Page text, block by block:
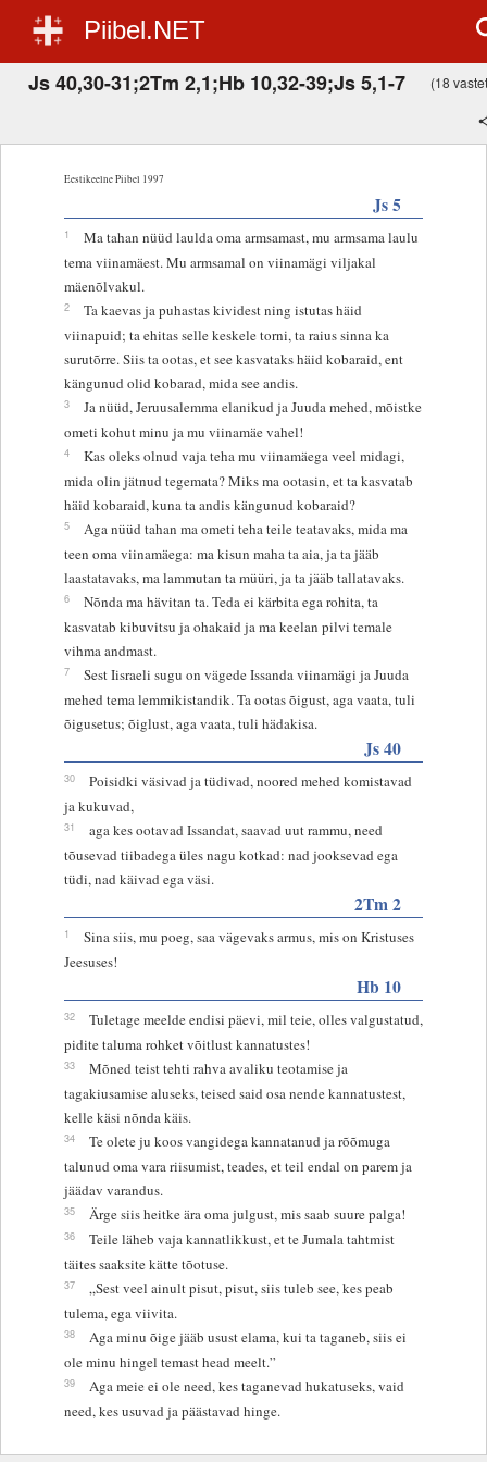
Piibel.NET
Js 40,30-31;2Tm 2,1;Hb 10,32-39;Js 5,1-7 (18
Eestikeelne Piibel 1997
Js 5
1
Ma tahan nüüd laulda oma armsamast, mu armsama laulu
tema viinamäest. Mu armsamal on viinamägi viljakal
mäenõlvakul.
2
Ta kaevas ja puhastas kividest ning istutas häid
viinapuid; ta ehitas selle keskele torni, ta raius sinna ka
surutõrre. Siis ta ootas, et see kasvataks häid kobaraid, ent
kängunud olid kobarad, mida see andis.
3
Ja nüüd, Jeruusalemma elanikud ja Juuda mehed, mõistke
ometi kohut minu ja mu viinamäe vahel!
4
Kas oleks olnud vaja teha mu viinamäega veel midagi,
mida olin jätnud tegemata? Miks ma ootasin, et ta kasvatab
häid kobaraid, kuna ta andis kängunud kobaraid?
5
Aga nüüd tahan ma ometi teha teile teatavaks, mida ma
teen oma viinamäega: ma kisun maha ta aia, ja ta jääb
laastatavaks, ma lammutan ta müüri, ja ta jääb tallatavaks.
6
Nõnda ma hävitan ta. Teda ei kärbita ega rohita, ta
kasvatab kibuvitsu ja ohakaid ja ma keelan pilvi temale
vihma andmast.
7
Sest Iisraeli sugu on vägede Issanda viinamägi ja Juuda
mehed tema lemmikistandik. Ta ootas õigust, aga vaata, tuli
õigusetus; õiglust, aga vaata, tuli hädakisa.
Js 40
30
Poisidki väsivad ja tüdivad, noored mehed komistavad
ja kukuvad,
31
aga kes ootavad Issandat, saavad uut rammu, need
tõusevad tiibadega üles nagu kotkad: nad jooksevad ega
tüdi, nad käivad ega väsi.
2Tm 2
1
Sina siis, mu poeg, saa vägevaks armus, mis on Kristuses
Jeesuses!
Hb 10
32
Tuletage meelde endisi päevi, mil teie, olles valgustatud,
pidite taluma rohket võitlust kannatustes!
33
Mõned teist tehti rahva avaliku teotamise ja
tagakiusamise aluseks, teised said osa nende kannatustest,
kelle käsi nõnda käis.
34
Te olete ju koos vangidega kannatanud ja rõõmuga
talunud oma vara riisumist, teades, et teil endal on parem ja
jäädav varandus.
35 Ärge siis heitke ära oma julgust, mis saab suure palga!
36
Teile läheb vaja kannatlikkust, et te Jumala tahtmist
täites saaksite kätte tõotuse.
37
„Sest veel ainult pisut, pisut, siis tuleb see, kes peab
tulema, ega viivita.
38
Aga minu õige jääb usust elama, kui ta taganeb, siis ei
ole minu hingel temast head meelt.”
39
Aga meie ei ole need, kes taganevad hukatuseks, vaid
need, kes usuvad ja päästavad hinge.